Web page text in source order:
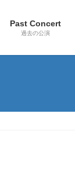
Past Concert
過去の公演